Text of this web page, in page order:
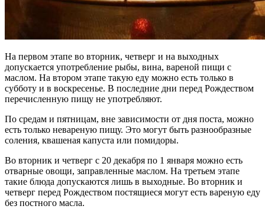
На первом этапе во вторник, четверг и на выходных
допускается употребление рыбы, вина, вареной пищи с
маслом. На втором этапе такую еду можно есть только в
субботу и в воскресенье. В последние дни перед Рождеством
перечисленную пищу не употребляют.
По средам и пятницам, вне зависимости от дня поста, можно
есть только невареную пищу. Это могут быть разнообразные
соления, квашеная капуста или помидоры.
Во вторник и четверг с 20 декабря по 1 января можно есть
отварные овощи, заправленные маслом. На третьем этапе
такие блюда допускаются лишь в выходные. Во вторник и
четверг перед Рождеством постящиеся могут есть вареную еду
без постного масла.